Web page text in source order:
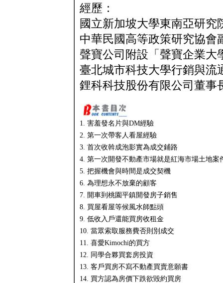
經歷：
國立新加坡大學東南亞研究
中華民國高等政策研究協會
聲寶公司附設「聲寶企業大
臺北城市科技大學行銷與流
鋰科科技股份有限公司董事
1. 害羞發名片與DM經驗
2. 第一次帶客人看屋經驗
3. 首次收斡成泡影實為成交鋪路
4. 第一次開發不動產市場就是紅海市場土地案
5. 把握機會與時間是成交契機
6. 為理想永不放棄的顧客
7. 開車到桃園平鎮開發房子銷售
8. 買屋看屋等候風水師點頭
9. 低收入戶還能買房收租金
10. 當眾索取服務費否則別成交
11. 喜愛Kimochi的買方
12. 同學合夥買套房投資
13. 客戶買房不寫不動產買賣意願書
14. 買方認為房價下跌欲毀約買房